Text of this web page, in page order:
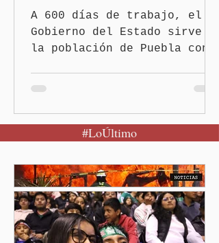
A 600 días de trabajo, el
Gobierno del Estado sirve a
la población de Puebla con
pública heredada del Museo
Internacional del Barroco
del erario en los gobiernos
neoliberales del pasado.
#LoÚltimo